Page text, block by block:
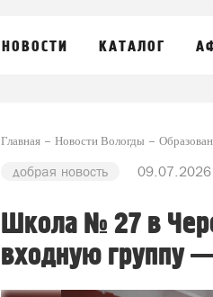
НОВОСТИ КАТАЛОГ
Главная Новости Вологды
добрая новость
Школа № 27 в
входную группу